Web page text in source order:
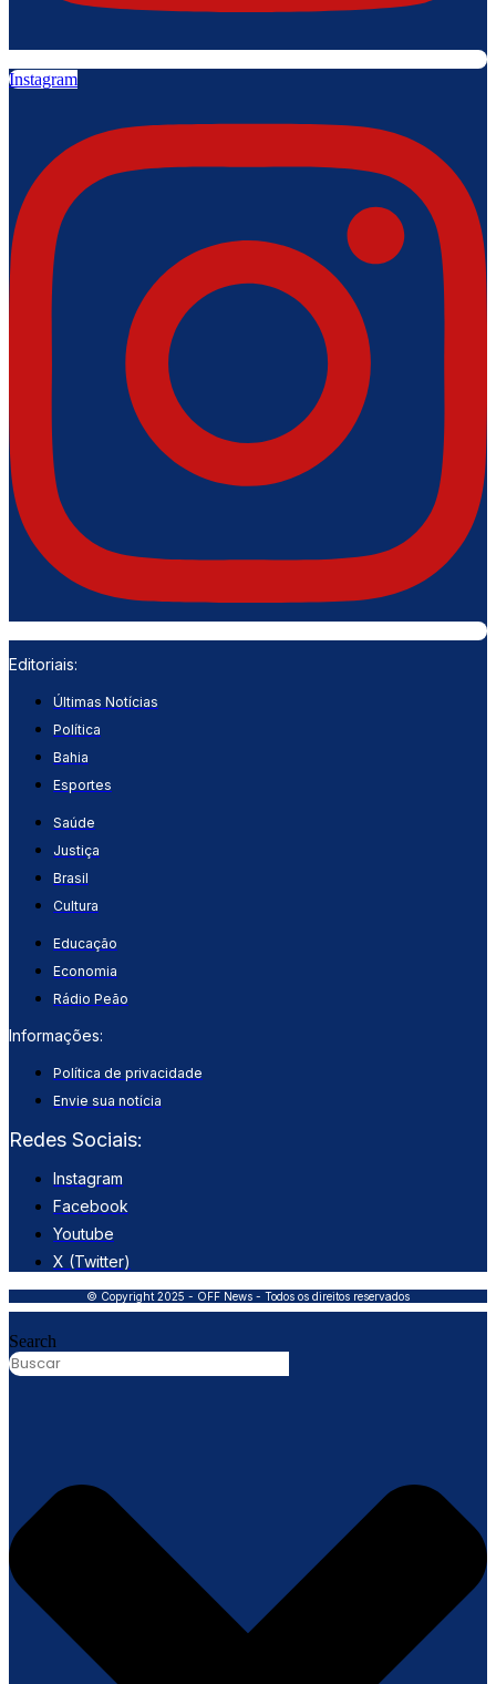
Instagram
Editoriais:
Últimas Notícias
Política
Bahia
Esportes
Saúde
Justiça
Brasil
Cultura
Educação
Economia
Rádio Peão
Informações:
Política de privacidade
Envie sua notícia
Redes Sociais:
Instagram
Facebook
Youtube
X (Twitter)
© Copyright 2025 - OFF News - Todos os direitos reservados
Search